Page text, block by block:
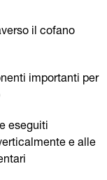
il cofano
importanti per
eseguiti
e alle